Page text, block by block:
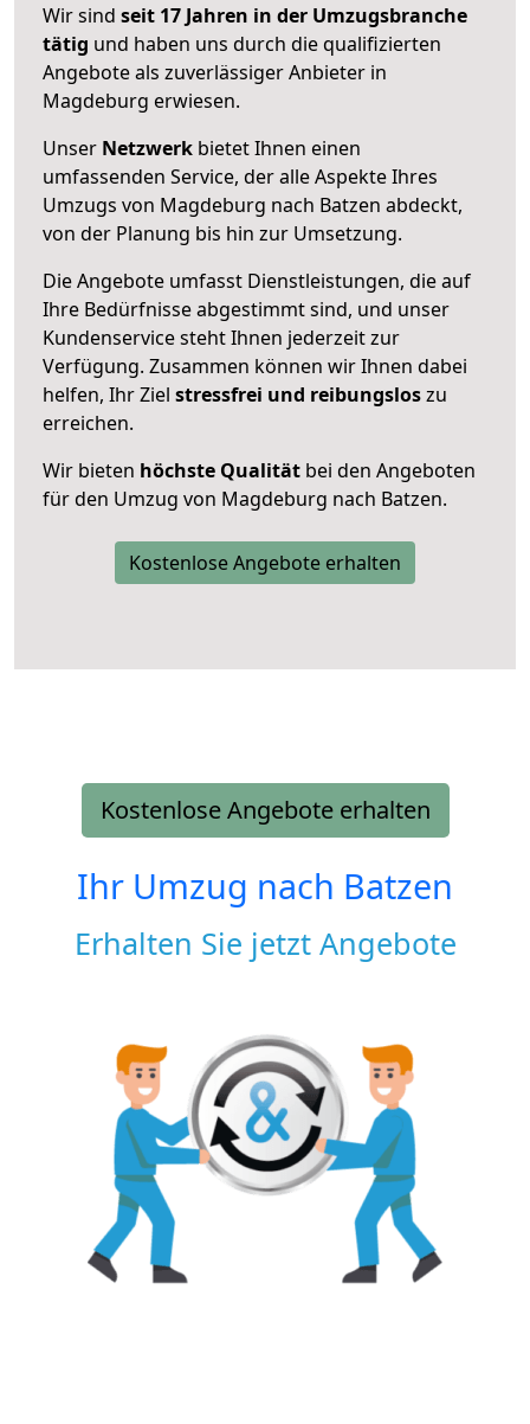
Wir sind seit 17 Jahren in der Umzugsbranche
tätig und haben uns durch die qualifizierten
Angebote als zuverlässiger Anbieter in
Magdeburg erwiesen.
Unser Netzwerk bietet Ihnen einen
umfassenden Service, der alle Aspekte Ihres
Umzugs von Magdeburg nach Batzen abdeckt,
von der Planung bis hin zur Umsetzung.
Die Angebote umfasst Dienstleistungen, die auf
Ihre Bedürfnisse abgestimmt sind, und unser
Kundenservice steht Ihnen jederzeit zur
Verfügung. Zusammen können wir Ihnen dabei
helfen, Ihr Ziel stressfrei und reibungsloszu
erreichen.
Wir bieten höchste Qualität bei den Angeboten
für den Umzug von Magdeburg nach Batzen.
Kostenlose Angebote erhalten
Kostenlose Angebote erhalten
Ihr Umzug nach Batzen
Erhalten Sie jetzt Angebote